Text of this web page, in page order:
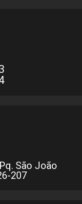
São João
207